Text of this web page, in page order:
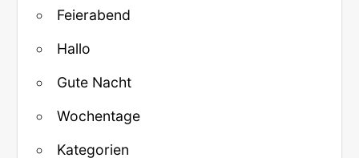
Feierabend
Hallo
Gute Nacht
Wochentage
Kategorien